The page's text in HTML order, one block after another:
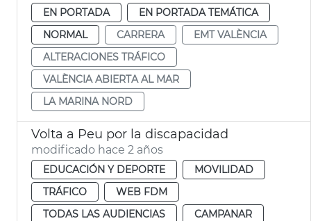
EN PORTADA
EN PORTADA TEMÁTICA
NORMAL
CARRERA
EMT VALÈNCIA
ALTERACIONES TRÁFICO
VALÈNCIA ABIERTA AL MAR
LA MARINA NORD
Volta a Peu por la discapacidad
modificado hace 2 años
EDUCACIÓN Y DEPORTE
MOVILIDAD
TRÁFICO
WEB FDM
TODAS LAS AUDIENCIAS
CAMPANAR